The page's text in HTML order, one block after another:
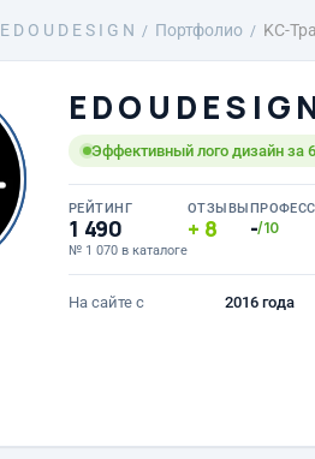
E D O U D E S I G N Портфолио KC-
E D O U D E S I G
Эффективный лого дизайн за
РЕЙТИНГ
1 490
№ 1 070 в каталоге
ОТЗЫВЫ
8 -/10
На сайте с 2016 года